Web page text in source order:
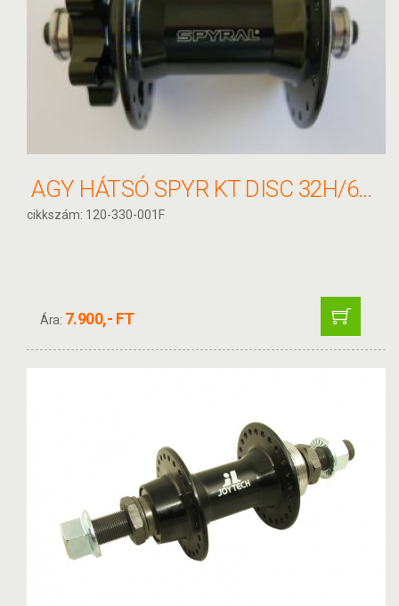
AGY HÁTSÓ SPYR KT DISC 32H/6CS 8-9-10SPEED BLK
cikkszám: 120-330-001F
Ára: 7.900,- FT